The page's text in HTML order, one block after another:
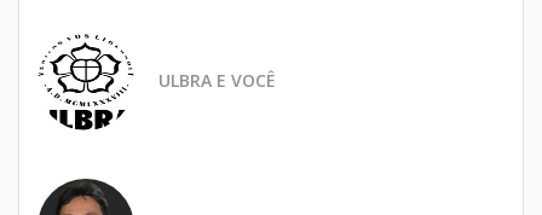
ULBRA E VOCÊ